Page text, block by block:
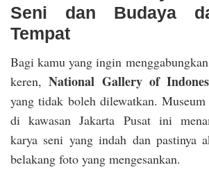
Seni dan Budaya
Tempat
Bagi kamu yang ingin
keren,National Gallery of
yang tidak boleh dilewatkan.
di kawasan Jakarta Pusat ini
karya seni yang indah dan pastinya
belakang foto yang mengesankan.